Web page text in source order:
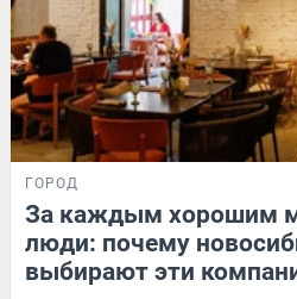
ГОРОД
За каждым хорошим
люди: почему
выбирают эти